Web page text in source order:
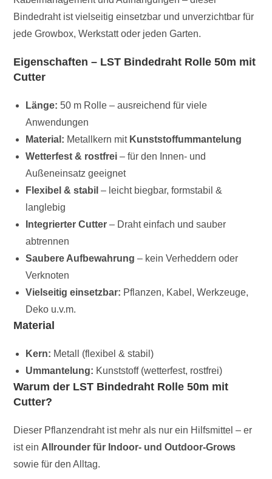
Bindedraht ist vielseitig einsetzbar und unverzichtbar für
jede Growbox, Werkstatt oder jeden Garten.
Eigenschaften – LST Bindedraht Rolle 50m mit
Cutter
Länge: 50 m Rolle – ausreichend für viele
Anwendungen
Material: Metallkern mit Kunststoffummantelung
Wetterfest & rostfrei – für den Innen- und
Außeneinsatz geeignet
Flexibel & stabil – leicht biegbar, formstabil &
langlebig
Integrierter Cutter – Draht einfach und sauber
abtrennen
Saubere Aufbewahrung – kein Verheddern oder
Verknoten
Vielseitig einsetzbar: Pflanzen, Kabel, Werkzeuge,
Deko u.v.m.
Material
Kern: Metall (flexibel & stabil)
Ummantelung: Kunststoff (wetterfest, rostfrei)
Warum der LST Bindedraht Rolle 50m mit
Cutter?
Dieser Pflanzendraht ist mehr als nur ein Hilfsmittel – er
ist ein Allrounder für Indoor- und Outdoor-Grows
sowie für den Alltag.